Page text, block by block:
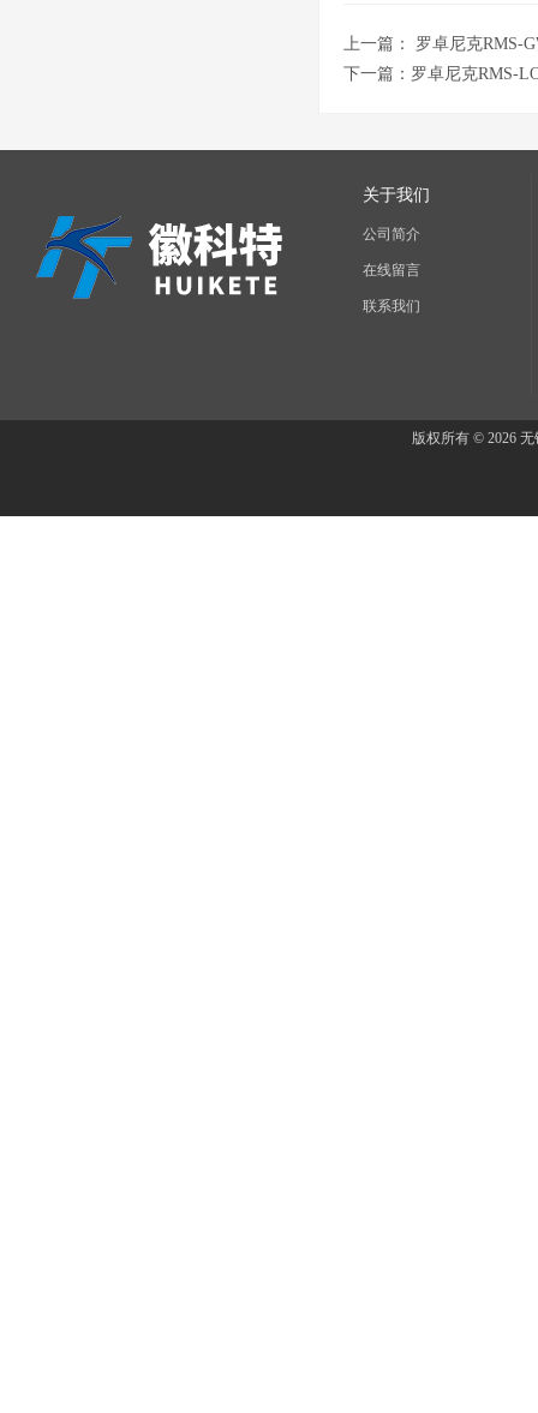
上一篇： 罗卓尼克RMS-
下一篇： 罗卓尼克RMS-
关于我们
公司简介
在线留言
联系我们
版权所有 © 2026